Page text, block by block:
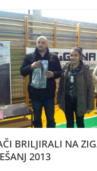
BRILJIRALI NA
2013